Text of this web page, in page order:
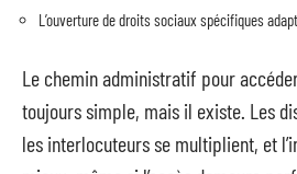
L’ouverture de droits sociaux spécifiques
Le chemin administratif pour
toujours simple, mais il existe. Les
les interlocuteurs se multiplient, et